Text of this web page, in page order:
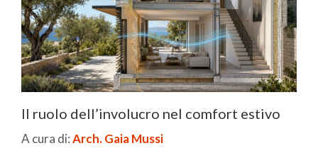
Il ruolo dell’involucro nel comfort estivo
A cura di:Arch. Gaia Mussi